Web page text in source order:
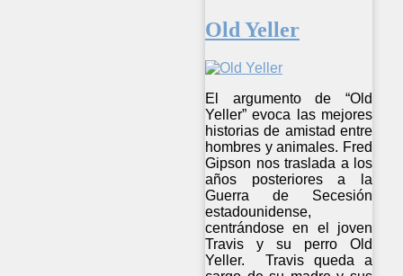
Old Yeller
El argumento de “Old
Yeller” evoca las mejores
historias de amistad entre
hombres y animales. Fred
Gipson nos traslada a los
años posteriores a la
Guerra de Secesión
estadounidense,
centrándose en el joven
Travis y su perro Old
Yeller. Travis queda a